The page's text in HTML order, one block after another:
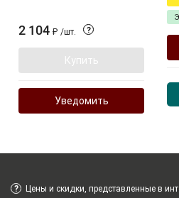
2 104 ₽ /шт. ?
Купить
Уведомить
?
Цены и скидки, представленные в